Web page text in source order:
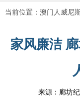
当前位置： 澳门人威尼
家风廉洁
来源：廊坊